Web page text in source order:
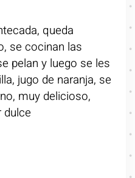
queda
se cocinan las
pelan y luego se les
jugo de naranja, se
muy delicioso,
dulce